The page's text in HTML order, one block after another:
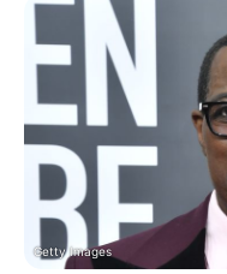
Getty Images